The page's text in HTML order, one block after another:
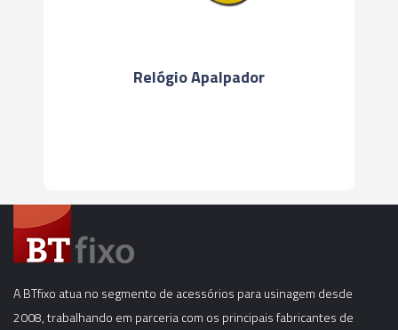
Relógio Apalpador
A BTfixo atua no segmento de acessórios para usinagem desde
2008, trabalhando em parceria com os principais fabricantes de